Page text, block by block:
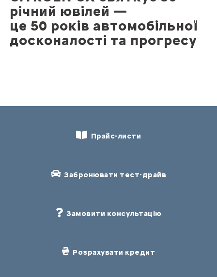
річний ювілей —
це 50 років автомобільної
досконалості та прогресу
Прайс-листи
Забронювати тест-драйв
Замовити консультацію
Розрахувати кредит